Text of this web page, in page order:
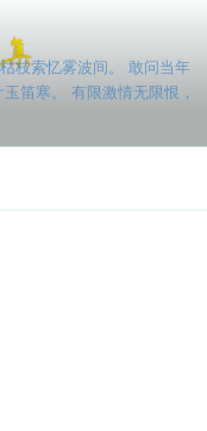
枝索忆雾波间。 敢问当年
笛寒。 有限激情无限恨，